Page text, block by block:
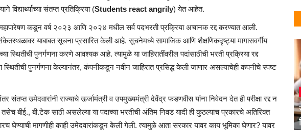
विद्यार्थ्याच्या संतप्त प्रतिक्रिया (Students react angrily) येत आहेत.
कडून वर्ष २०२३ आणि २०२४ मधील सर्व पदभरती प्रक्रिया अचानक रद्द करण्यात आली.
याबाबत सूचना प्रसारित केली आहे. सूचनेमध्ये सामाजिक आणि शैक्षणिकदृष्ट्या मागासवर्गीय
स्थितीची पुनर्गणना करणे आवश्यक आहे. त्यामुळे या जाहिरातींवरील पदांसाठीची भरती प्रक्रिया रद्द
पुनर्गणना केल्यानंतर, कंपनीकडून नवीन जाहिरात प्रसिद्ध केली जाणार असल्याचेही कंपनीचे स्पष्ट
संतप्त उमेदवारांनी राज्याचे ऊर्जामंत्री व उपमुख्यमंत्री देवेंद्र फडणवीस यांना निवेदन देत ही परीक्षा रद्द न
बीई., बी.टेक साठी असलेल्या या पदाच्या भरतीची अंतिम निवड यादी ही कुठल्याच प्रकारचे अतिरिक्त
घेण्याची मागणीही काही उमेदवारांकडून केली गेली. त्यामुळे आता सरकार यावर काय भूमिका घेणार? यावर